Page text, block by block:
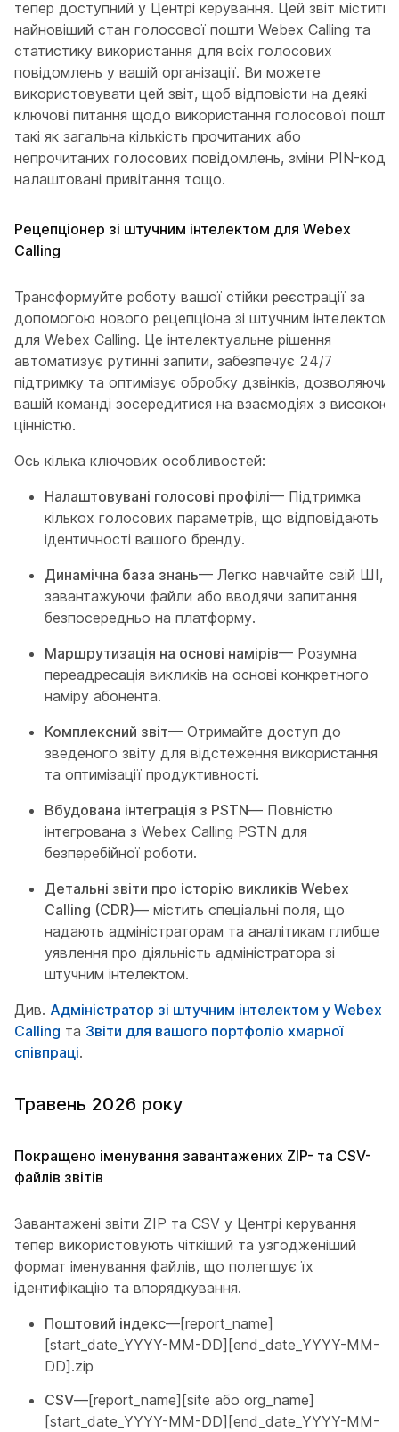
тепер доступний у Центрі керування. Цей звіт містить
найновіший стан голосової пошти Webex Calling та
статистику використання для всіх голосових
повідомлень у вашій організації. Ви можете
використовувати цей звіт, щоб відповісти на деякі
ключові питання щодо використання голосової пошти,
такі як загальна кількість прочитаних або
непрочитаних голосових повідомлень, зміни PIN-коду,
налаштовані привітання тощо.
Рецепціонер зі штучним інтелектом для Webex
Calling
Трансформуйте роботу вашої стійки реєстрації за
допомогою нового рецепціона зі штучним інтелектом
для Webex Calling. Це інтелектуальне рішення
автоматизує рутинні запити, забезпечує 24/7
підтримку та оптимізує обробку дзвінків, дозволяючи
вашій команді зосередитися на взаємодіях з високою
цінністю.
Ось кілька ключових особливостей:
Налаштовувані голосові профілі— Підтримка
кількох голосових параметрів, що відповідають
ідентичності вашого бренду.
Динамічна база знань— Легко навчайте свій ШІ,
завантажуючи файли або вводячи запитання
безпосередньо на платформу.
Маршрутизація на основі намірів— Розумна
переадресація викликів на основі конкретного
наміру абонента.
Комплексний звіт— Отримайте доступ до
зведеного звіту для відстеження використання
та оптимізації продуктивності.
Вбудована інтеграція з PSTN— Повністю
інтегрована з Webex Calling PSTN для
безперебійної роботи.
Детальні звіти про історію викликів Webex
Calling (CDR)— містить спеціальні поля, що
надають адміністраторам та аналітикам глибше
уявлення про діяльність адміністратора зі
штучним інтелектом.
Див. Адміністратор зі штучним інтелектом у Webex
Calling та Звіти для вашого портфоліо хмарної
співпраці.
Травень 2026 року
Покращено іменування завантажених ZIP- та CSV-
файлів звітів
Завантажені звіти ZIP та CSV у Центрі керування
тепер використовують чіткіший та узгодженіший
формат іменування файлів, що полегшує їх
ідентифікацію та впорядкування.
Поштовий індекс—[report_name]
[start_date_YYYY-MM-DD][end_date_YYYY-MM-
DD].zip
CSV—[report_name][site або org_name]
[start_date_YYYY-MM-DD][end_date_YYYY-MM-